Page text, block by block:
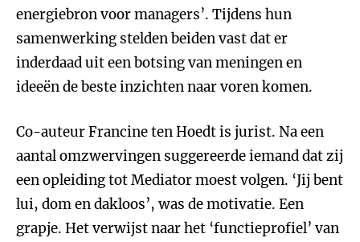
energiebron voor managers’. Tijdens hun
samenwerking stelden beiden vast dat er
inderdaad uit een botsing van meningen en
ideeën de beste inzichten naar voren komen.
Co-auteur Francine ten Hoedt is jurist. Na een
aantal omzwervingen suggereerde iemand dat zij
een opleiding tot Mediator moest volgen. ‘Jij bent
lui, dom en dakloos’, was de motivatie. Een
grapje. Het verwijst naar het ‘functieprofiel’ van